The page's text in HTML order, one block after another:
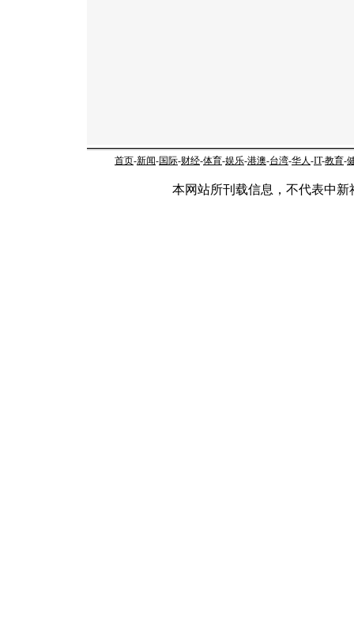
首页-新闻-国际-财经-体育-娱乐-港澳-台湾-华人-IT-教育-
本网站所刊载信息，不代表中